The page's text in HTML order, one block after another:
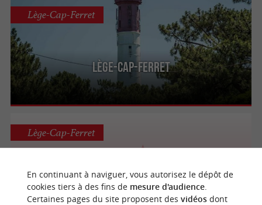
Lège-Cap-Ferret
Lège-Cap-Ferret
Claouey-le-Four
Lège-Cap-Ferret
En continuant à naviguer, vous autorisez le dépôt de
cookies tiers à des fins de mesure d'audience.
Certaines pages du site proposent des vidéosdont